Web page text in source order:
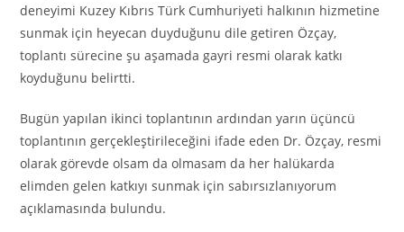
deneyimi Kuzey Kıbrıs Türk Cumhuriyeti halkının hizmetine
sunmak için heyecan duyduğunu dile getiren Özçay,
toplantı sürecine şu aşamada gayri resmi olarak katkı
koyduğunu belirtti.
Bugün yapılan ikinci toplantının ardından yarın üçüncü
toplantının gerçekleştirileceğini ifade eden Dr. Özçay, resmi
olarak görevde olsam da olmasam da her halükarda
elimden gelen katkıyı sunmak için sabırsızlanıyorum
açıklamasında bulundu.